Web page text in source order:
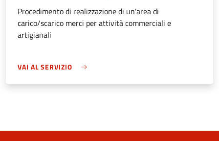
Procedimento di realizzazione di un'area di
carico/scarico merci per attività commerciali e
artigianali
VAI AL SERVIZIO